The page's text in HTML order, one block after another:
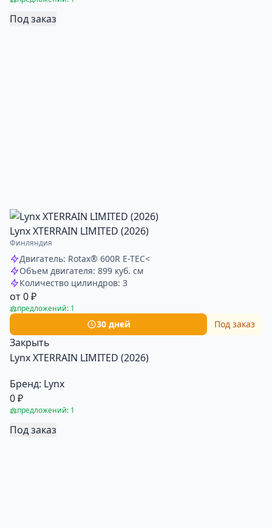
Под заказ
Lynx XTERRAIN LIMITED (2026)
Финляндия
Двигатель: Rotax® 600R E-TEC<
Объем двигателя: 899 куб. см
Количество цилиндров: 3
от 0 ₽
предложений: 1
30 дней Под заказ
Закрыть
Lynx XTERRAIN LIMITED (2026)
Бренд: Lynx
0 ₽
предложений: 1
Под заказ